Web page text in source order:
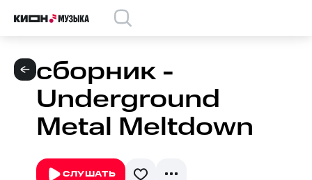
сборник -
Underground
Metal Meltdown
СЛУШАТЬ